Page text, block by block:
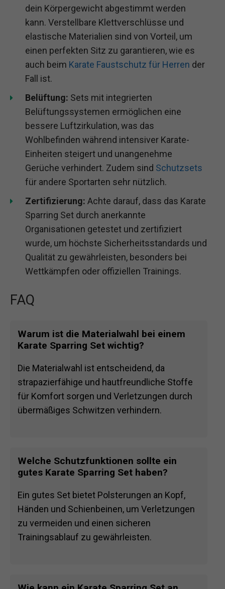
dein Körpergewicht abgestimmt werden
kann. Verstellbare Klettverschlüsse und
elastische Materialien sind von Vorteil, um
einen perfekten Sitz zu garantieren, wie es
auch beim Karate Faustschutz für Herren der
Fall ist.
Belüftung: Sets mit integrierten
Belüftungssystemen ermöglichen eine
bessere Luftzirkulation, was das
Wohlbefinden während intensiver Karate-
Einheiten steigert und unangenehme
Gerüche verhindert. Zudem sind Schutzsets
für andere Sportarten sehr nützlich.
Zertifizierung: Achte darauf, dass das Karate
Sparring Set durch anerkannte
Organisationen getestet und zertifiziert
wurde, um höchste Sicherheitsstandards und
Qualität zu gewährleisten, besonders bei
Wettkämpfen oder offiziellen Trainings.
FAQ
Warum ist die Materialwahl bei einem
Karate Sparring Set wichtig?
Die Materialwahl ist entscheidend, da
strapazierfähige und hautfreundliche Stoffe
für Komfort sorgen und Verletzungen durch
übermäßiges Schwitzen verhindern.
Welche Schutzfunktionen sollte ein
gutes Karate Sparring Set haben?
Ein gutes Set bietet Polsterungen an Kopf,
Händen und Schienbeinen, um Verletzungen
zu vermeiden und einen sicheren
Trainingsablauf zu gewährleisten.